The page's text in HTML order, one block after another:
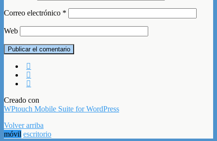
Correo electrónico *
Web
Creado con
WPtouch Mobile Suite for WordPress
Volver arriba
móvil escritorio